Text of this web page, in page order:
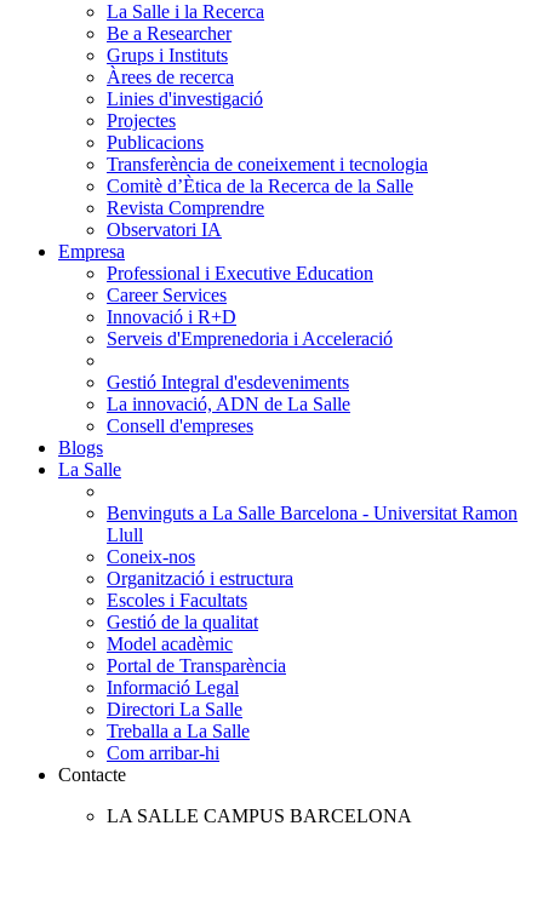
La Salle i la Recerca
Be a Researcher
Grups i Instituts
Àrees de recerca
Linies d'investigació
Projectes
Publicacions
Transferència de coneixement i tecnologia
Comitè d’Ètica de la Recerca de la Salle
Revista Comprendre
Observatori IA
Empresa
Professional i Executive Education
Career Services
Innovació i R+D
Serveis d'Emprenedoria i Acceleració
Gestió Integral d'esdeveniments
La innovació, ADN de La Salle
Consell d'empreses
Blogs
La Salle
Benvinguts a La Salle Barcelona - Universitat Ramon
Llull
Coneix-nos
Organització i estructura
Escoles i Facultats
Gestió de la qualitat
Model acadèmic
Portal de Transparència
Informació Legal
Directori La Salle
Treballa a La Salle
Com arribar-hi
Contacte
LA SALLE CAMPUS BARCELONA